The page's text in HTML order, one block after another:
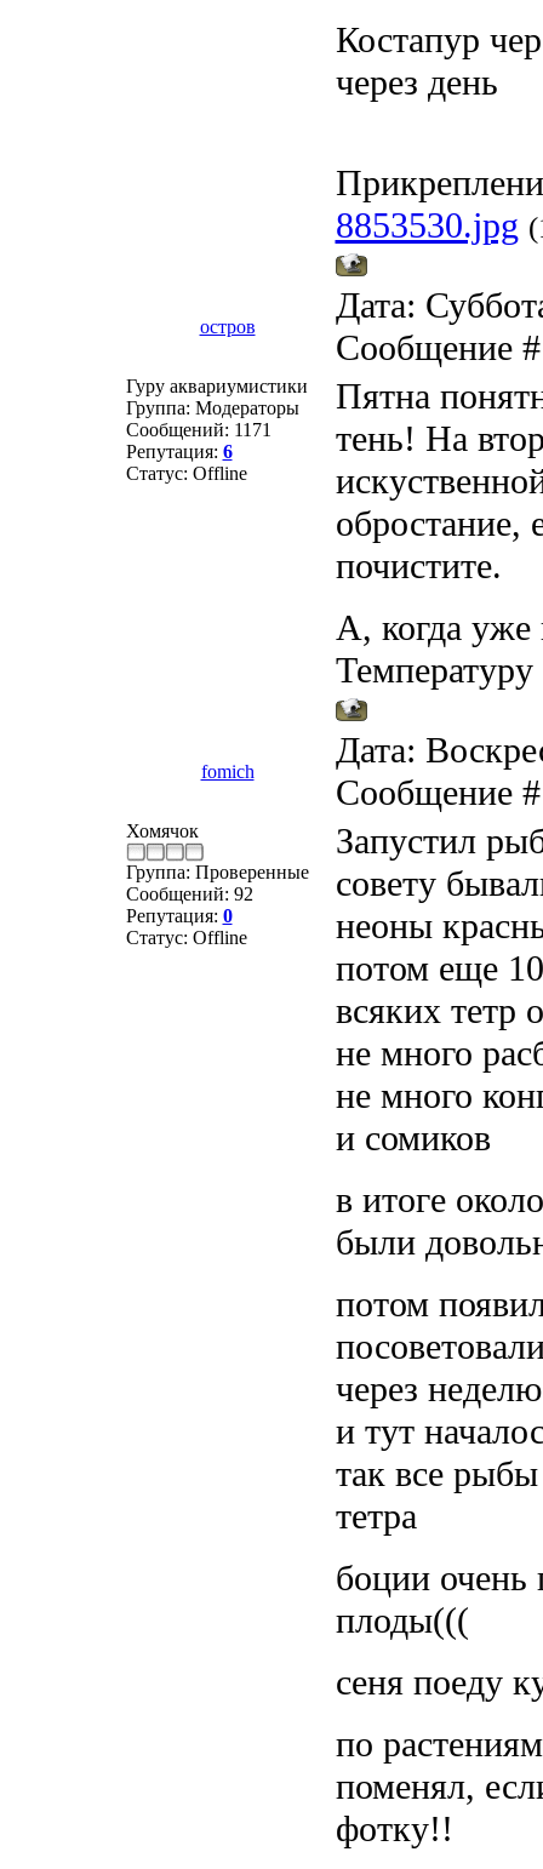
Костапур
через день
8853530.jpg
остров
Дата:
Сообщение
Гуру аквариумистики
Группа: Модераторы
Сообщений: 1171
Репутация: 6
Статус: Offline
Пятна
тень! На
обростание,
почистите.
А, когда уже
fomich
Дата:
Сообщение
Хомячок
Группа: Проверенные
Сообщений: 92
Репутация: 0
Статус: Offline
Запустил
совету
неоны
потом еще
всяких тетр
не много
не много
и сомиков
в итоге
были
потом
через
и тут
так все
тетра
боции очень
плоды(((
сеня поеду
по
поменял,
фотку!!